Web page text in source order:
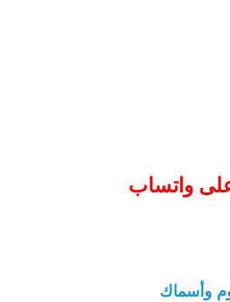
على واتساب
وأسماك